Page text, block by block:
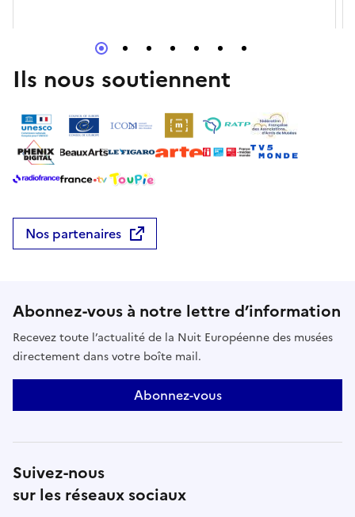
Ils nous soutiennent
Nos partenaires
Abonnez-vous à notre lettre d’information
Recevez toute l’actualité de la Nuit Européenne des musées
directement dans votre boîte mail.
Abonnez-vous
Suivez-nous
sur les réseaux sociaux